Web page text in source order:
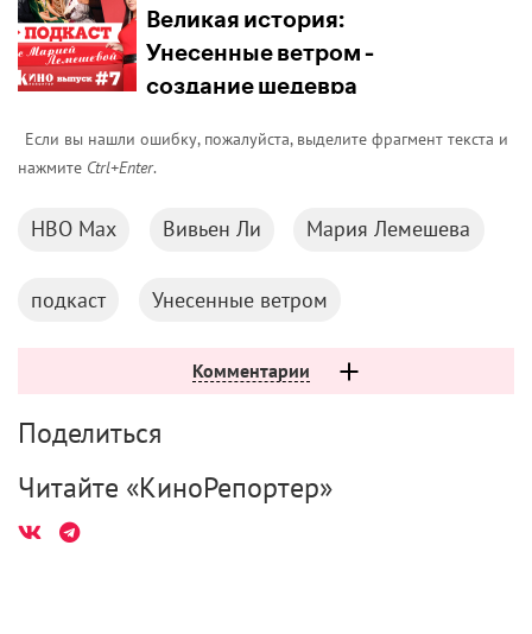
Если вы нашли ошибку, пожалуйста, выделите фрагмент текста и
нажмите Ctrl+Enter.
HBO Max Вивьен Ли Мария Лемешева
подкаст Унесенные ветром
Комментарии
Поделиться
Читайте «КиноРепортер»